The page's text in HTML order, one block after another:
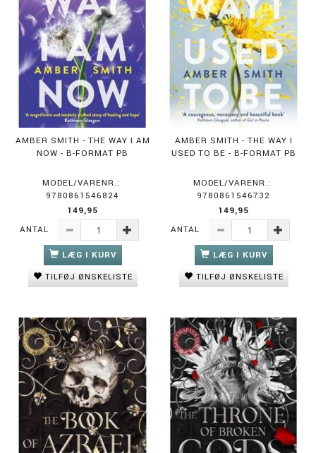
AMBER SMITH - THE WAY I AM
NOW - B-FORMAT PB
MODEL/VARENR.:
9780861546824
149,95
ANTAL
LÆG I KURV
TILFØJ ØNSKELISTE
AMBER SMITH - THE WAY I
USED TO BE - B-FORMAT PB
MODEL/VARENR.:
9780861546732
149,95
ANTAL
LÆG I KURV
TILFØJ ØNSKELISTE